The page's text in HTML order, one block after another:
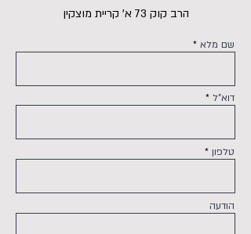
הרב קוק 73 א' קריית מוצקין
שם מלא
דוא"ל
טלפון
הודעה